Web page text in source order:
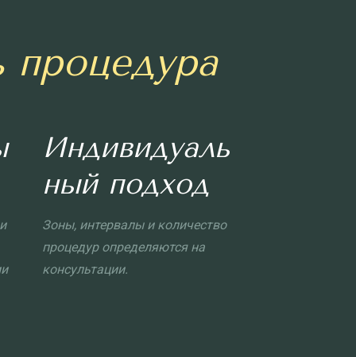
процедура
Индивидуаль
ный подход
Зоны, интервалы и количество
процедур определяются на
консультации.